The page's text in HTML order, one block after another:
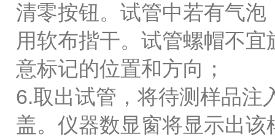
清零按钮。试管中若有气
用软布揩干。试管螺帽不
意标记的位置和方向；
6.取出试管，将待测样品注
盖。仪器数显窗将显示出该